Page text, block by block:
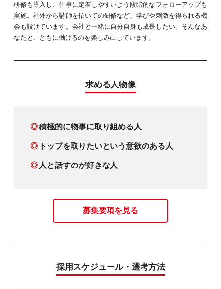
研修も導入し、仕事に定着しやすいよう段階的なフォローアップも
実施。社外から講師を招いての研修など、学びや刺激を得られる機
会も設けています。会社と一緒に自分自身も成長したい。そんなあ
なたと、ともに働けるのを楽しみにしています。
求める人物像
◎積極的に物事に取り組める人
◎ トップを取りたいという意欲のある人
◎ 人と話すのが好きな人
募集要項を見る
採用スケジュール・選考方法